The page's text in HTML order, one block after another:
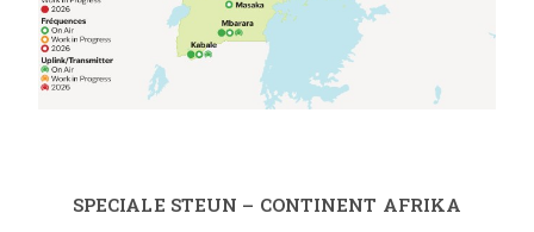
SPECIALE STEUN – CONTINENT AFRIKA